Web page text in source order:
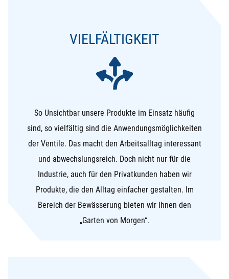
VIELFÄLTIGKEIT
So Unsichtbar unsere Produkte im Einsatz häufig
sind, so vielfältig sind die Anwendungsmöglichkeiten
der Ventile. Das macht den Arbeitsalltag interessant
und abwechslungsreich. Doch nicht nur für die
Industrie, auch für den Privatkunden haben wir
Produkte, die den Alltag einfacher gestalten. Im
Bereich der Bewässerung bieten wir Ihnen den
„Garten von Morgen“.